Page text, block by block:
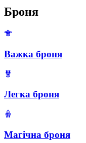
Броня
Важка броня
Легка броня
Магічна броня